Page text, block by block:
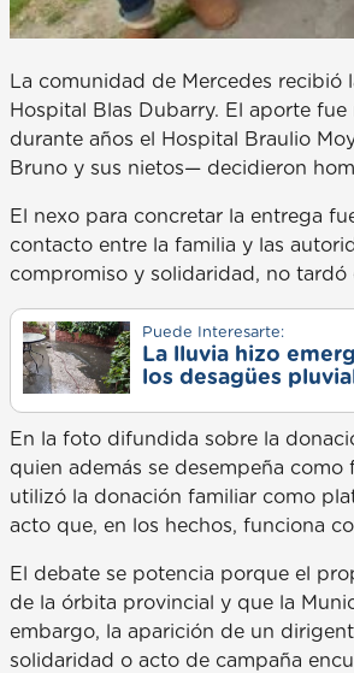
La comunidad de Mercedes
Hospital Blas Dubarry. El aporte
durante años el Hospital Braulio
Bruno y sus nietos— decidieron
El nexo para concretar la entrega
contacto entre la familia y las
compromiso y solidaridad, no
Puede Interesarte:
La lluvia hizo
los desagües
En la foto difundida sobre la
quien además se desempeña
utilizó la donación familiar como
acto que, en los hechos, funciona
El debate se potencia porque el
de la órbita provincial y que la
embargo, la aparición de un
solidaridad o acto de campaña